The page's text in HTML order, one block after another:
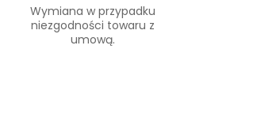
Wymiana w przypadku
niezgodności towaru z
umową.